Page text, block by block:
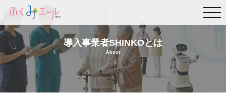
導入事業者SHINKOとは
About